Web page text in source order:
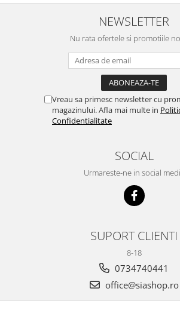
NEWSLETTER
Nu rata ofertele si promotiile
Vreau sa primesc newsletter cu
magazinului. Afla mai multe in
Confidentialitate
SOCIAL
Urmareste-ne in social
SUPORT CLIENTI
8-18
0734740441
office@siashop.ro